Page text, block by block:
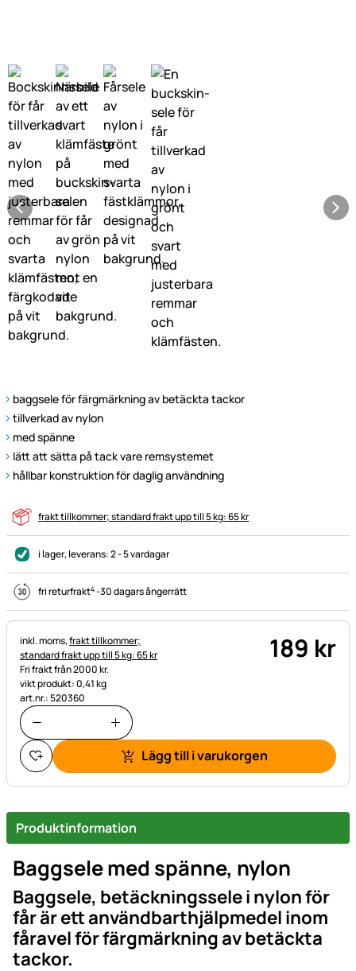
baggsele för färgmärkning av betäckta tackor
tillverkad av nylon
med spänne
lätt att sätta på tack vare remsystemet
hållbar konstruktion för daglig användning
frakt tillkommer; standard frakt upp till 5 kg: 65 kr
i lager, leverans:2 - 5 vardagar
fri returfrakt4-30 dagars ångerrätt
Skatteinformation:
inkl. moms,frakt tillkommer;
standard frakt upp till 5 kg: 65 kr
Fri frakt från 2000 kr.
vikt produkt: 0,41 kg
art.nr.: 520360
189 kr
Lägg till i varukorgen
Produktinformation
Baggsele med spänne, nylon
Baggsele, betäckningssele i nylon för
får är ett användbarthjälpmedel inom
fåravel för färgmärkning av betäckta
tackor.